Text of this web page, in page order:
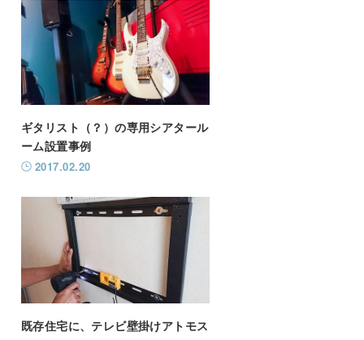
ギタリスト（？）の専用シアタール
ーム設置事例
2017.02.20
既存住宅に、テレビ壁掛けアトモス